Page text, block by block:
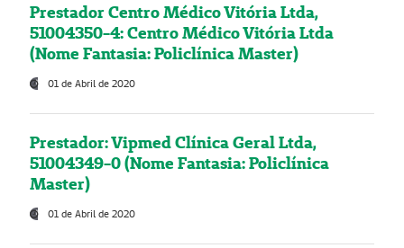
Prestador Centro Médico Vitória Ltda,
51004350-4: Centro Médico Vitória Ltda
(Nome Fantasia: Policlínica Master)
01 de Abril de 2020
Prestador: Vipmed Clínica Geral Ltda,
51004349-0 (Nome Fantasia: Policlínica
Master)
01 de Abril de 2020